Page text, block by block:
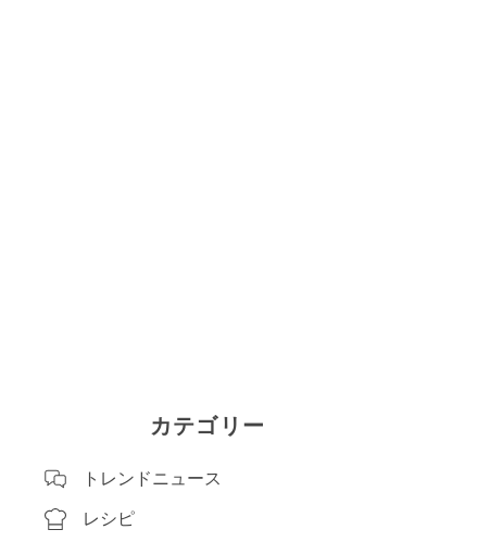
カテゴリー
トレンドニュース
レシピ